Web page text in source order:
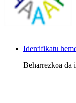
Identifikatu
Beharrezkoa da